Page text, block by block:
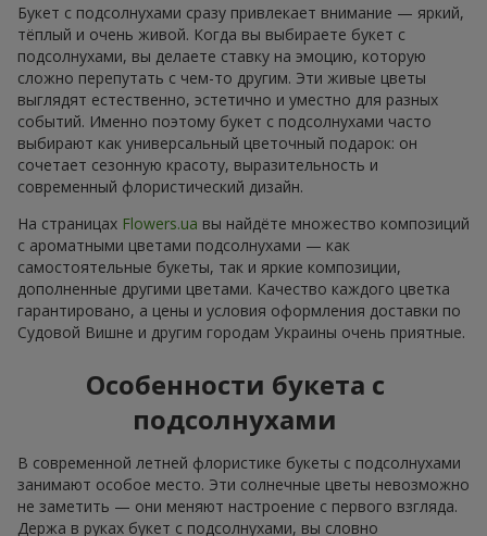
Букет с подсолнухами сразу привлекает внимание — яркий,
тёплый и очень живой. Когда вы выбираете букет с
подсолнухами, вы делаете ставку на эмоцию, которую
сложно перепутать с чем-то другим. Эти живые цветы
выглядят естественно, эстетично и уместно для разных
событий. Именно поэтому букет с подсолнухами часто
выбирают как универсальный цветочный подарок: он
сочетает сезонную красоту, выразительность и
современный флористический дизайн.
На страницах Flowers.ua вы найдёте множество композиций
с ароматными цветами подсолнухами — как
самостоятельные букеты, так и яркие композиции,
дополненные другими цветами. Качество каждого цветка
гарантировано, а цены и условия оформления доставки по
Судовой Вишне и другим городам Украины очень приятные.
Особенности букета с
подсолнухами
В современной летней флористике букеты с подсолнухами
занимают особое место. Эти солнечные цветы невозможно
не заметить — они меняют настроение с первого взгляда.
Держа в руках букет с подсолнухами, вы словно